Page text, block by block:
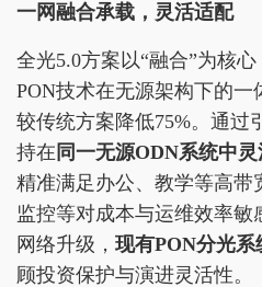
一网融合承载，灵活适配
全光5.0方案以“融合”为核
PON技术在无源架构下的
较传统方案降低75%。通过
持在 同一无源ODN系统中
精准满足办公、教学等高带
监控等对成本与运维效率
网络升级， 现有PON分光系
顾投资保护与演进灵活性。